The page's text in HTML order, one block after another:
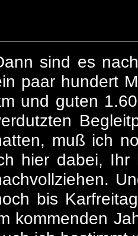
sind es
paar hundert
und guten
muß ich
hier dabei, Ihr
bis
kommenden